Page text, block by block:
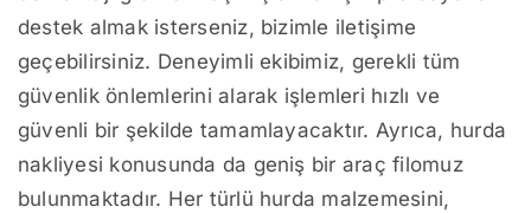
destek almak isterseniz, bizimle iletişime
geçebilirsiniz. Deneyimli ekibimiz, gerekli tüm
güvenlik önlemlerini alarak işlemleri hızlı ve
güvenli bir şekilde tamamlayacaktır. Ayrıca, hurda
nakliyesi konusunda da geniş bir araç filomuz
bulunmaktadır. Her türlü hurda malzemesini,